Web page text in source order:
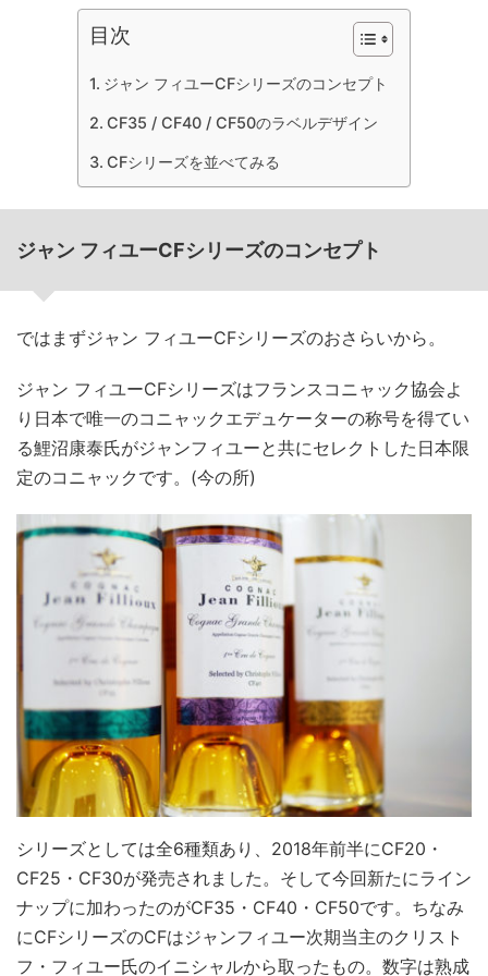
目次
ジャン フィユーCFシリーズのコンセプト
CF35 / CF40 / CF50のラベルデザイン
CFシリーズを並べてみる
ジャン フィユーCFシリーズのコンセプト
ではまずジャン フィユーCFシリーズのおさらいから。
ジャン フィユーCFシリーズはフランスコニャック協会よ
り日本で唯一のコニャックエデュケーターの称号を得てい
る鯉沼康泰氏がジャンフィユーと共にセレクトした日本限
定のコニャックです。(今の所)
シリーズとしては全6種類あり、2018年前半にCF20・
CF25・CF30が発売されました。そして今回新たにライン
ナップに加わったのがCF35・CF40・CF50です。ちなみ
にCFシリーズのCFはジャンフィユー次期当主のクリスト
フ・フィユー氏のイニシャルから取ったもの。数字は熟成